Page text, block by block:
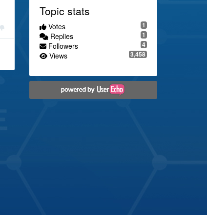
Topic stats
1
Votes
1
Replies
4
Followers
3,458
Views